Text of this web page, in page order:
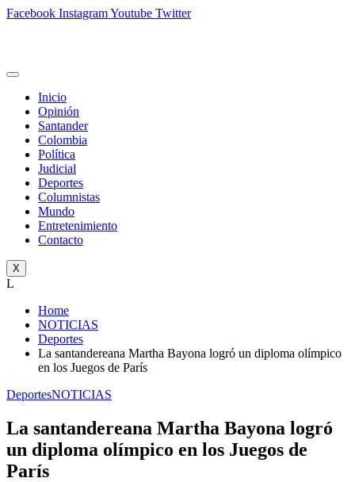
Facebook InstagramYoutube Twitter
Inicio
Opinión
Santander
Colombia
Política
Judicial
Deportes
Columnistas
Mundo
Entretenimiento
Contacto
X
L
Home
NOTICIAS
Deportes
La santandereana Martha Bayona logró un diploma olímpico
en los Juegos de París
DeportesNOTICIAS
La santandereana Martha Bayona logró
un diploma olímpico en los Juegos de
París